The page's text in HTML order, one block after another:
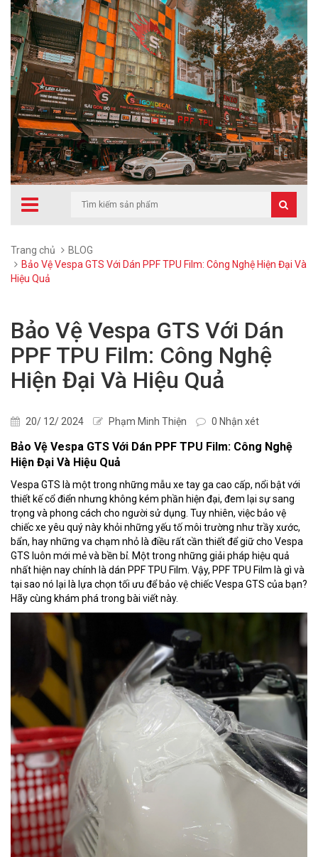
Trang chủ
BLOG
Bảo Vệ Vespa GTS Với Dán PPF TPU Film: Công Nghệ Hiện Đại Và
Hiệu Quả
Bảo Vệ Vespa GTS Với Dán
PPF TPU Film: Công Nghệ
Hiện Đại Và Hiệu Quả
20/ 12/ 2024 Phạm Minh Thiện 0 Nhận xét
Bảo Vệ Vespa GTS Với Dán PPF TPU Film: Công Nghệ
Hiện Đại Và Hiệu Quả
Vespa GTS là một trong những mẫu xe tay ga cao cấp, nổi bật với
thiết kế cổ điển nhưng không kém phần hiện đại, đem lại sự sang
trọng và phong cách cho người sử dụng. Tuy nhiên, việc bảo vệ
chiếc xe yêu quý này khỏi những yếu tố môi trường như trầy xước,
bẩn, hay những va chạm nhỏ là điều rất cần thiết để giữ cho Vespa
GTS luôn mới mẻ và bền bỉ. Một trong những giải pháp hiệu quả
nhất hiện nay chính là dán PPF TPU Film. Vậy, PPF TPU Film là gì và
tại sao nó lại là lựa chọn tối ưu để bảo vệ chiếc Vespa GTS của bạn?
Hãy cùng khám phá trong bài viết này.